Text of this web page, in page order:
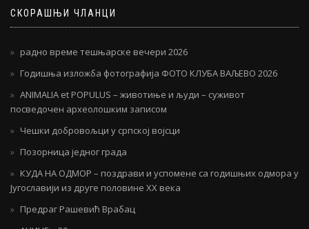
СКОРАШЊИ ЧЛАНЦИ
радно време тешњарске вечери 2026
Годишња изложба фотографија ФОТО КЛУБА ВАЉЕВО 2026
ANIMALIA et POPULUS – животиње и људи – суживот
посведочен археолошким записом
Чешки добровољци у српској војсци
Позорница једног града
КУДА НА ОДМОР – поздрави и успомене са годишњих одмора у
Југославији из друге половине ХХ века
Предраг Рашевић Врабац